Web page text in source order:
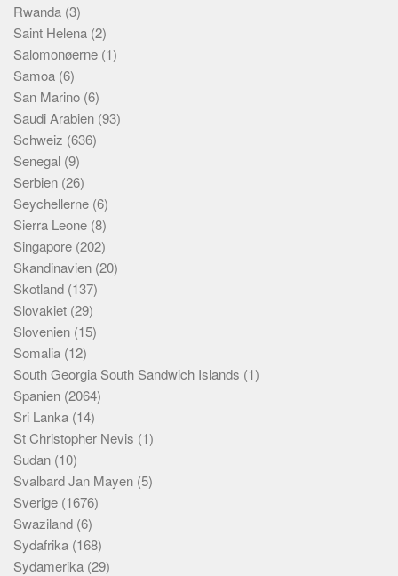
Rwanda (3)
Saint Helena (2)
Salomonøerne (1)
Samoa (6)
San Marino (6)
Saudi Arabien (93)
Schweiz (636)
Senegal (9)
Serbien (26)
Seychellerne (6)
Sierra Leone (8)
Singapore (202)
Skandinavien (20)
Skotland (137)
Slovakiet (29)
Slovenien (15)
Somalia (12)
South Georgia South Sandwich Islands (1)
Spanien (2064)
Sri Lanka (14)
St Christopher Nevis (1)
Sudan (10)
Svalbard Jan Mayen (5)
Sverige (1676)
Swaziland (6)
Sydafrika (168)
Sydamerika (29)